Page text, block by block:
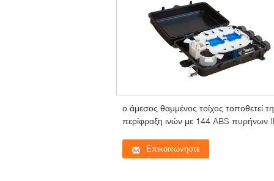
ο άμεσος θαμμένος τοίχος τοποθετεί
περίφραξη ινών με 144 ABS πυρήνων
Επικοινωνήστε